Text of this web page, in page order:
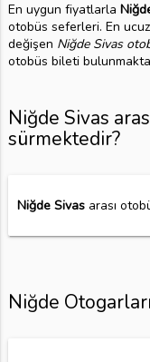
En uygun fiyatlarla
otobüs seferleri. En
değişen Niğde Sivas
otobüs bileti
Niğde Sivas
sürmektedir?
Niğde Sivasarası
Niğde Otogarları